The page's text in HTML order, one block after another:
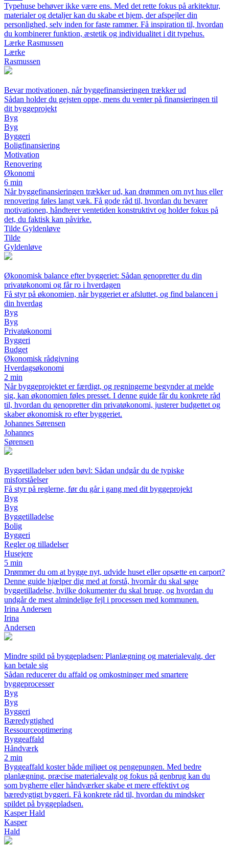
Typehuse behøver ikke være ens. Med det rette fokus på arkitektur,
materialer og detaljer kan du skabe et hjem, der afspejler din
personlighed, selv inden for faste rammer. Få inspiration til, hvordan
du kombinerer funktion, æstetik og individualitet i dit typehus.
Lærke Rasmussen
Lærke
Rasmussen
Bevar motivationen, når byggefinansieringen trækker ud
Sådan holder du gejsten oppe, mens du venter på finansieringen til
dit byggeprojekt
Byg
Byg
Byggeri
Boligfinansiering
Motivation
Renovering
Økonomi
6 min
Når byggefinansieringen trækker ud, kan drømmen om nyt hus eller
renovering føles langt væk. Få gode råd til, hvordan du bevarer
motivationen, håndterer ventetiden konstruktivt og holder fokus på
det, du faktisk kan påvirke.
Tilde Gyldenløve
Tilde
Gyldenløve
Økonomisk balance efter byggeriet: Sådan genopretter du din
privatøkonomi og får ro i hverdagen
Få styr på økonomien, når byggeriet er afsluttet, og find balancen i
din hverdag
Byg
Byg
Privatøkonomi
Byggeri
Budget
Økonomisk rådgivning
Hverdagsøkonomi
2 min
Når byggeprojektet er færdigt, og regningerne begynder at melde
sig, kan økonomien føles presset. I denne guide får du konkrete råd
til, hvordan du genopretter din privatøkonomi, justerer budgettet og
skaber økonomisk ro efter byggeriet.
Johannes Sørensen
Johannes
Sørensen
Byggetilladelser uden bøvl: Sådan undgår du de typiske
misforståelser
Få styr på reglerne, før du går i gang med dit byggeprojekt
Byg
Byg
Byggetilladelse
Bolig
Byggeri
Regler og tilladelser
Husejere
5 min
Drømmer du om at bygge nyt, udvide huset eller opsætte en carport?
Denne guide hjælper dig med at forstå, hvornår du skal søge
byggetilladelse, hvilke dokumenter du skal bruge, og hvordan du
undgår de mest almindelige fejl i processen med kommunen.
Irina Andersen
Irina
Andersen
Mindre spild på byggepladsen: Planlægning og materialevalg, der
kan betale sig
Sådan reducerer du affald og omkostninger med smartere
byggeprocesser
Byg
Byg
Byggeri
Bæredygtighed
Ressourceoptimering
Byggeaffald
Håndværk
2 min
Byggeaffald koster både miljøet og pengepungen. Med bedre
planlægning, præcise materialevalg og fokus på genbrug kan du
som bygherre eller håndværker skabe et mere effektivt og
bæredygtigt byggeri. Få konkrete råd til, hvordan du mindsker
spildet på byggepladsen.
Kasper Hald
Kasper
Hald